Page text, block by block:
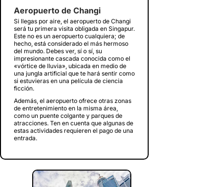
Aeropuerto de Changi
Si llegas por aire, el aeropuerto de Changi
será tu primera visita obligada en Singapur.
Este no es un aeropuerto cualquiera; de
hecho, está considerado el más hermoso
del mundo. Debes ver, sí o sí, su
impresionante cascada conocida como el
«vórtice de lluvia», ubicada en medio de
una jungla artificial que te hará sentir como
si estuvieras en una película de ciencia
ficción.
Además, el aeropuerto ofrece otras zonas
de entretenimiento en la misma área,
como un puente colgante y parques de
atracciones. Ten en cuenta que algunas de
estas actividades requieren el pago de una
entrada.